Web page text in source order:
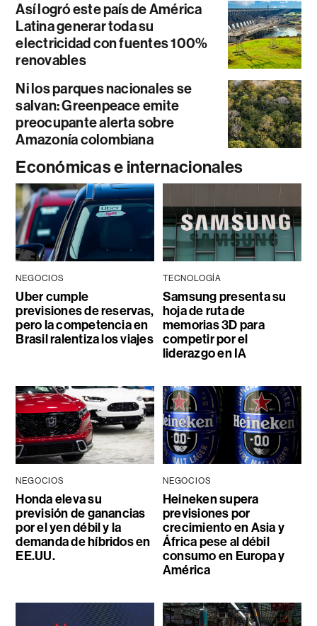
Así logró este país de América
Latina generar toda su
electricidad con fuentes 100%
renovables
Ni los parques nacionales se
salvan: Greenpeace emite
preocupante alerta sobre
Amazonía colombiana
Económicas e internacionales
NEGOCIOS
Uber cumple
previsiones de reservas,
pero la competencia en
Brasil ralentiza los viajes
TECNOLOGÍA
Samsung presenta su
hoja de ruta de
memorias 3D para
competir por el
liderazgo en IA
NEGOCIOS
Honda eleva su
previsión de ganancias
por el yen débil y la
demanda de híbridos en
EE.UU.
NEGOCIOS
Heineken supera
previsiones por
crecimiento en Asia y
África pese al débil
consumo en Europa y
América